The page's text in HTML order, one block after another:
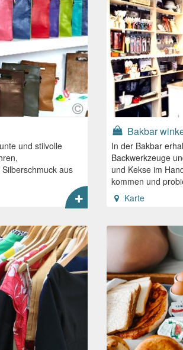
und stilvolle
aus
Bakbar
In der Bakbar
Backwerkzeuge
und Kekse im
kommen und
Karte